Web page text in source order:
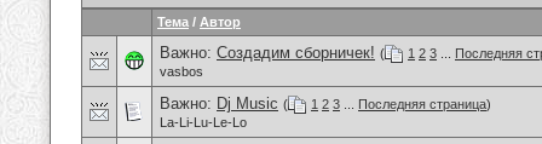
Тема / Автор
Важно: Создадим сборничек! ( 1 2 3
Последняя
vasbos
Важно: Dj Music ( 1 2 3 Последняя страница)
La-Li-Lu-Le-Lo